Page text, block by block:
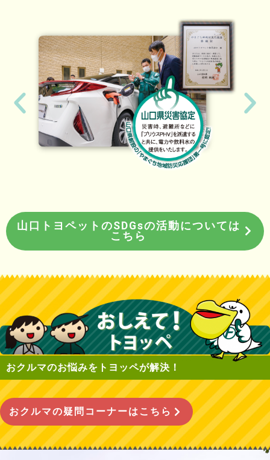
山口トヨペットのSDGsの活動については
こちら
おクルマのお悩みをトヨッペが解決！
おクルマの疑問コーナーはこちら